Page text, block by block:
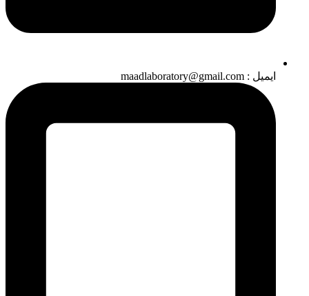
ایمیل : maadlaboratory@gmail.com